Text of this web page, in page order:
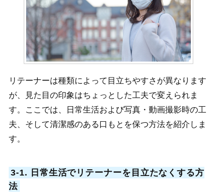
リテーナーは種類によって目立ちやすさが異なります
が、見た目の印象はちょっとした工夫で変えられま
す。ここでは、日常生活および写真・動画撮影時の工
夫、そして清潔感のある口もとを保つ方法を紹介しま
す。
3-1. 日常生活でリテーナーを目立たなくする方
法